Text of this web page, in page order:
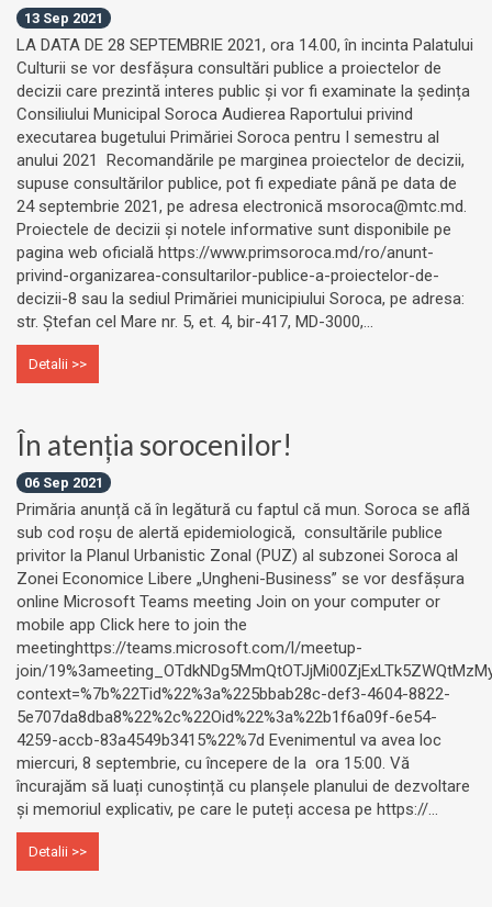
13 Sep 2021
LA DATA DE 28 SEPTEMBRIE 2021, ora 14.00, în incinta Palatului
Culturii se vor desfășura consultări publice a proiectelor de
decizii care prezintă interes public și vor fi examinate la ședința
Consiliului Municipal Soroca Audierea Raportului privind
executarea bugetului Primăriei Soroca pentru I semestru al
anului 2021 Recomandările pe marginea proiectelor de decizii,
supuse consultărilor publice, pot fi expediate până pe data de
24 septembrie 2021, pe adresa electronică msoroca@mtc.md.
Proiectele de decizii și notele informative sunt disponibile pe
pagina web oficială https://www.primsoroca.md/ro/anunt-
privind-organizarea-consultarilor-publice-a-proiectelor-de-
decizii-8 sau la sediul Primăriei municipiului Soroca, pe adresa:
str. Ștefan cel Mare nr. 5, et. 4, bir-417, MD-3000,...
Detalii >>
În atenția sorocenilor!
06 Sep 2021
Primăria anunță că în legătură cu faptul că mun. Soroca se află
sub cod roșu de alertă epidemiologică, consultările publice
privitor la Planul Urbanistic Zonal (PUZ) al subzonei Soroca al
Zonei Economice Libere „Ungheni-Business” se vor desfășura
online Microsoft Teams meeting Join on your computer or
mobile app Click here to join the
meetinghttps://teams.microsoft.com/l/meetup-
join/
context=%7b%22Tid%22%3a%225bbab28c-def3-4604-8822-
5e707da8dba8%22%2c%22Oid%22%3a%22b1f6a09f-6e54-
4259-accb-83a4549b3415%22%7d Evenimentul va avea loc
miercuri, 8 septembrie, cu începere de la ora 15:00. Vă
încurajăm să luați cunoștință cu planșele planului de dezvoltare
și memoriul explicativ, pe care le puteți accesa pe https://...
Detalii >>